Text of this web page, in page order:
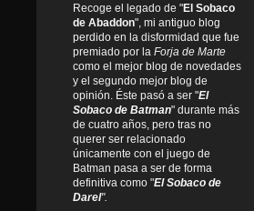
Recoge el legado de "El Sobaco
de Abaddon", mi antiguo blog
perdido en la disformidad que fue
premiado por la Forja de Marte
como el mejor blog de novedades
y el segundo mejor blog de
opinión. Éste pasó a ser "El
Sobaco de Batman" durante más
de cuatro años, pero tras no
querer ser relacionado
únicamente con el juego de
Batman pasa a ser de forma
definitiva como "El Sobaco de
Darel".